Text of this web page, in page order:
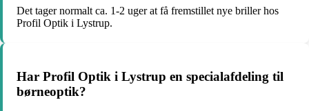
Det tager normalt ca. 1-2 uger at få fremstillet nye briller hos
Profil Optik i Lystrup.
Har Profil Optik i Lystrup en specialafdeling til
børneoptik?